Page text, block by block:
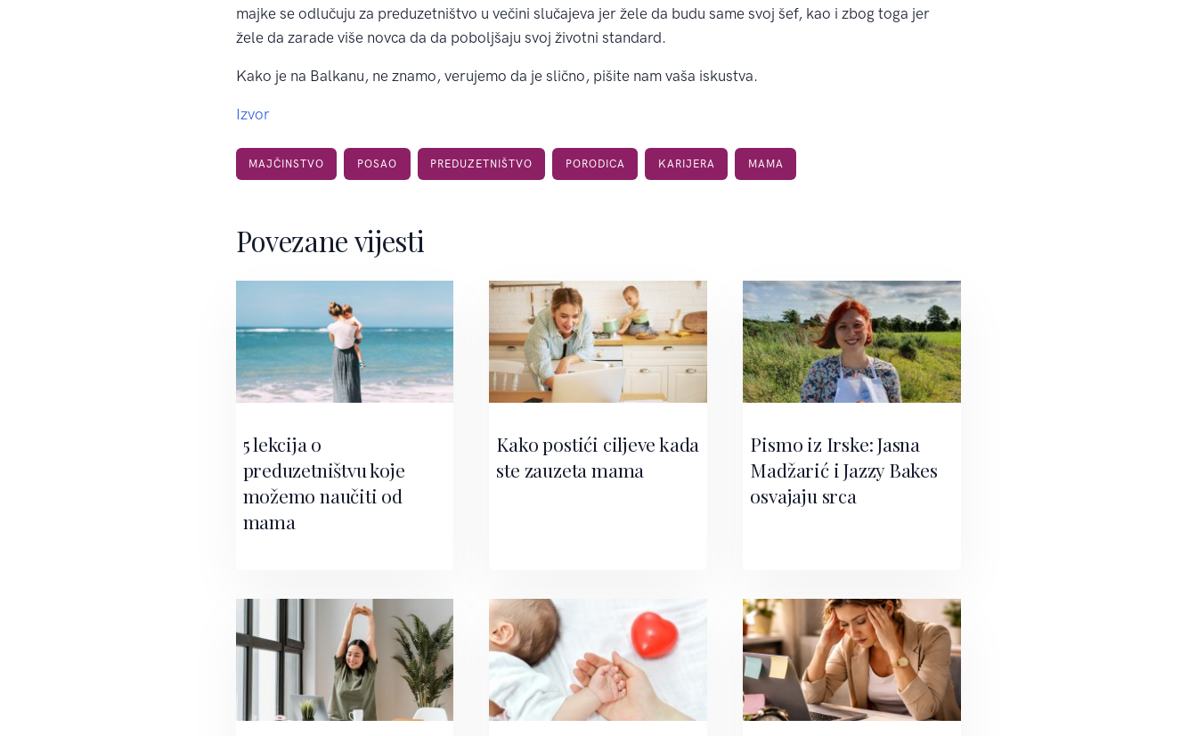
majke se odlučuju za preduzetništvo u večini slučajeva jer žele da budu same svoj šef, kao i zbog toga jer
žele da zarade više novca da da poboljšaju svoj životni standard.
Kako je na Balkanu, ne znamo, verujemo da je slično, pišite nam vaša iskustva.
Izvor
MAJČINSTVO POSAO PREDUZETNIŠTVO PORODICA KARIJERA MAMA
Povezane vijesti
5 lekcija o
preduzetništvu koje
možemo naučiti od
mama
Kako postići ciljeve kada
ste zauzeta mama
Pismo iz Irske: Jasna
Madžarić i Jazzy Bakes
osvajaju srca